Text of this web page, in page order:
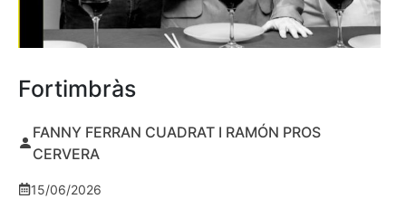
Fortimbràs
FANNY FERRAN CUADRAT I RAMÓN PROS
CERVERA
15/06/2026